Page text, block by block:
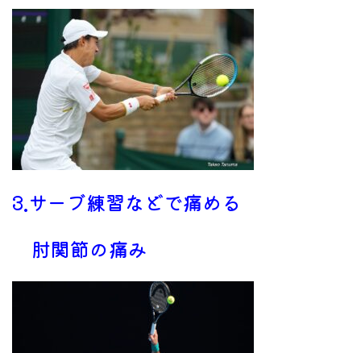
3.サーブ練習などで痛める
肘関節の痛み